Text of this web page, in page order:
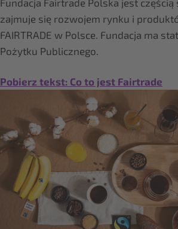
Fundacja Fairtrade Polska jest
zajmuje się rozwojem rynku i
FAIRTRADE w Polsce. Fundacja ma
Pożytku Publicznego.
Pobierz tekst: Co to jest Fairtrade